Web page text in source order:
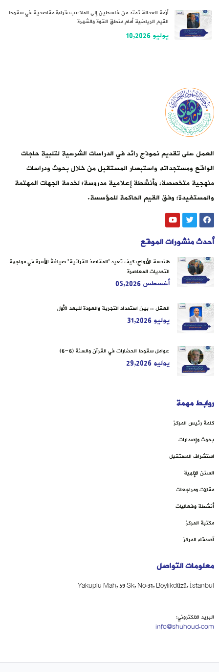
أزمة العدالة تمتد من فلسطين إلى الملاعب: قراءة مقاصدية في سقوط
القيم الرياضية أمام منطق القوة والشهرة
يوليو 10,2026
العمل على تقديم نموذج رائد في الدراسات الشرعية لتلبية حاجات
الواقع ومستجداته واستبصار المستقبل من خلال بحوث ودراسات
منهجية متخصصة، وأنشطة إعلامية مدروسة؛ لخدمة الجهات المهتمة
والمستفيدة؛ وفق القيم الحاكمة للمؤسسة.
أحدث منشورات الموقع
هندسة الأرواح: كيف تُعيد “المقاصدُ القرآنية” صياغةَ الأسرة في مواجهة
التحديات المعاصرة
أغسطس 05,2026
العقل .. بين استمداد التجربة والعودة للبعد الأول
يوليو 31,2026
عوامل سقوط الحضارات في القرآن والسنة (6-6)
يوليو 29,2026
روابط مهمة
كلمة رئيس المركز
بحوث وإصدارات
استشراف المستقبل
السنن الإلهية
مقالات ومراجعات
أنشطة وفعاليات
مكتبة المركز
أصدقاء المركز
معلومات التواصل
Yakuplu Mah, 59 Sk, No:31, Beylikdüzü, İstanbul
البريد الالكتروني:
info@shuhoud.com